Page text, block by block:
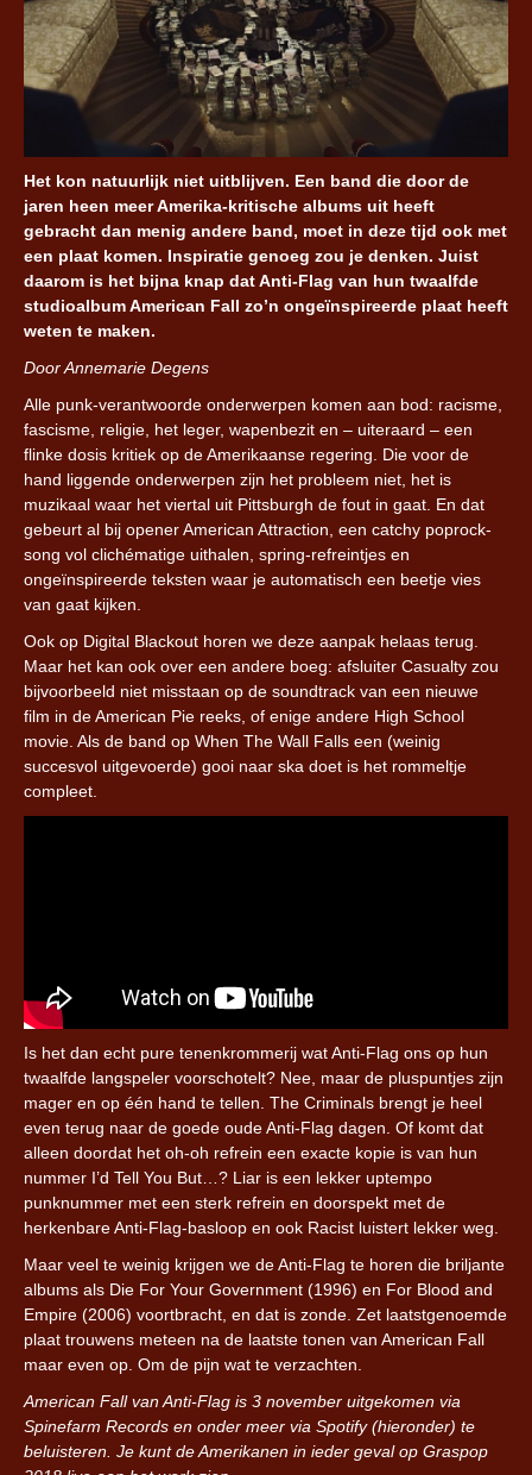
Het kon natuurlijk niet uitblijven. Een band die door de
jaren heen meer Amerika-kritische albums uit heeft
gebracht dan menig andere band, moet in deze tijd ook met
een plaat komen. Inspiratie genoeg zou je denken. Juist
daarom is het bijna knap dat Anti-Flag van hun twaalfde
studioalbum American Fall zo’n ongeïnspireerde plaat heeft
weten te maken.
Door Annemarie Degens
Alle punk-verantwoorde onderwerpen komen aan bod: racisme,
fascisme, religie, het leger, wapenbezit en – uiteraard – een
flinke dosis kritiek op de Amerikaanse regering. Die voor de
hand liggende onderwerpen zijn het probleem niet, het is
muzikaal waar het viertal uit Pittsburgh de fout in gaat. En dat
gebeurt al bij opener American Attraction, een catchy poprock-
song vol clichématige uithalen, spring-refreintjes en
ongeïnspireerde teksten waar je automatisch een beetje vies
van gaat kijken.
Ook op Digital Blackout horen we deze aanpak helaas terug.
Maar het kan ook over een andere boeg: afsluiter Casualty zou
bijvoorbeeld niet misstaan op de soundtrack van een nieuwe
film in de American Pie reeks, of enige andere High School
movie. Als de band op When The Wall Falls een (weinig
succesvol uitgevoerde) gooi naar ska doet is het rommeltje
compleet.
Is het dan echt pure tenenkrommerij wat Anti-Flag ons op hun
twaalfde langspeler voorschotelt? Nee, maar de pluspuntjes zijn
mager en op één hand te tellen. The Criminals brengt je heel
even terug naar de goede oude Anti-Flag dagen. Of komt dat
alleen doordat het oh-oh refrein een exacte kopie is van hun
nummer I’d Tell You But…? Liar is een lekker uptempo
punknummer met een sterk refrein en doorspekt met de
herkenbare Anti-Flag-basloop en ook Racist luistert lekker weg.
Maar veel te weinig krijgen we de Anti-Flag te horen die briljante
albums als Die For Your Government (1996) en For Blood and
Empire (2006) voortbracht, en dat is zonde. Zet laatstgenoemde
plaat trouwens meteen na de laatste tonen van American Fall
maar even op. Om de pijn wat te verzachten.
American Fall van Anti-Flag is 3 november uitgekomen via
Spinefarm Records en onder meer via Spotify (hieronder) te
beluisteren. Je kunt de Amerikanen in ieder geval op Graspop